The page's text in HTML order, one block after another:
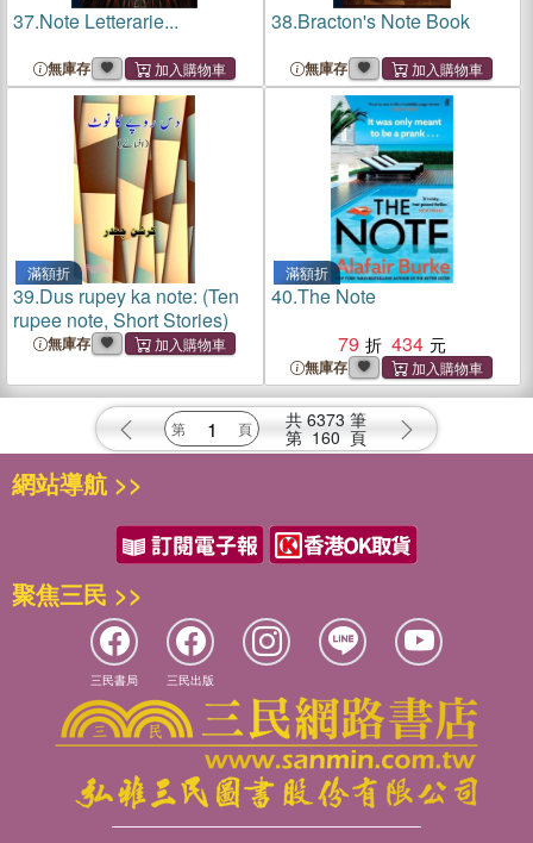
37.Note Letterarie...
無庫存
38.Bracton's Note Book
無庫存
滿額折
39.Dus rupey ka note: (Ten
rupee note, Short Stories)
無庫存
滿額折
40.The Note
79
434
無庫存
共 6373 筆
第 160 頁
網站導航 >>
聚焦三民 >>
三民書局 三民出版